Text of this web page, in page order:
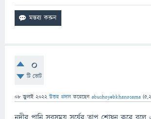
0
টি ভোট
08 জুলাই 2022 উত্তর প্রদান করেছেন abushoyebkhanosama (